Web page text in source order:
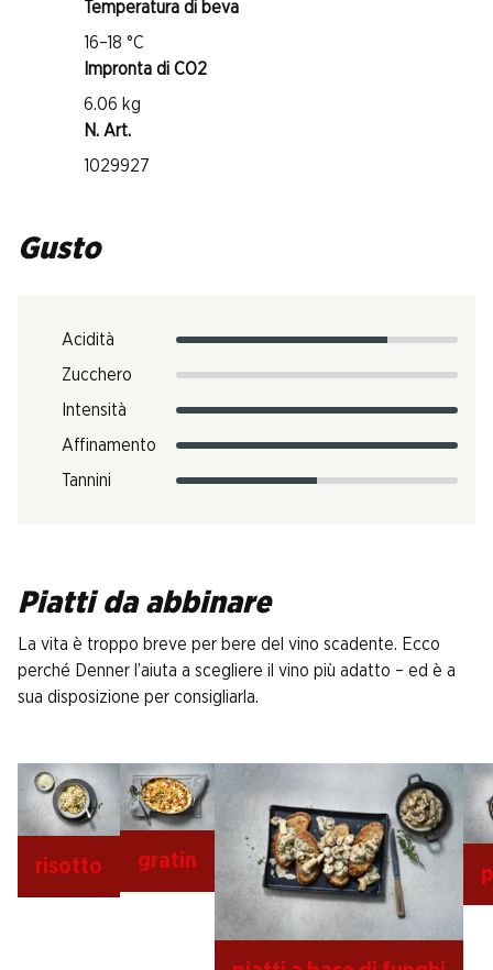
Temperatura di beva
16–18 °C
Impronta di CO2
6.06 kg
N. Art.
1029927
Gusto
Acidità
Zucchero
Intensità
Affinamento
Tannini
Piatti da abbinare
La vita è troppo breve per bere del vino scadente. Ecco
perché Denner l’aiuta a scegliere il vino più adatto – ed è a
sua disposizione per consigliarla.
risotto gratin